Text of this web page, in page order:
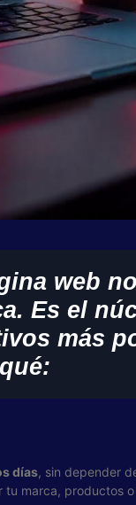
web
Es el
más
días, sin depender
marca, productos